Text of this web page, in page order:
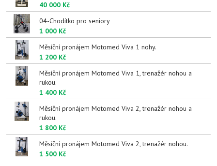
40 000 Kč
04-Chodítko pro seniory
1 000 Kč
Měsíční pronájem Motomed Viva 1 nohy.
1 200 Kč
Měsíční pronájem Motomed Viva 1, trenažér nohou a
rukou.
1 400 Kč
Měsíční pronájem Motomed Viva 2, trenažér nohou a
rukou.
1 800 Kč
Měsíční pronájem Motomed Viva 2, trenažér nohou.
1 500 Kč